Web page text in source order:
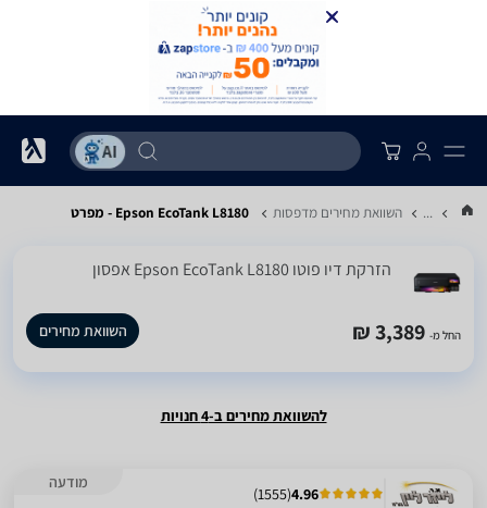
... השוואת מחירים מדפסות Epson EcoTank L8180 - מפרט
‏הזרקת דיו ‏פוטו Epson EcoTank L8180 אפסון
החל מ- 3,389 ₪ השוואת מחירים
להשוואת מחירים ב-4 חנויות
מודעה
4.96
(
1555
)